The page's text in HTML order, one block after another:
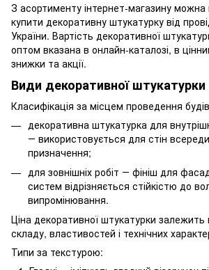
З асортименту інтернет-магазину можна
купити декоративну штукатурку від
України. Вартість декоративної
оптом вказана в онлайн-каталозі, в
знижки та акції.
Види декоративної штукатурки
Класифікація за місцем проведення
декоративна штукатурка для
― використовується для стін
призначення;
для зовнішніх робіт ― фініш для
систем відрізняється стійкістю до
випромінювання.
Ціна декоративної штукатурки залежить
складу, властивостей і технічних
Типи за текстурою: